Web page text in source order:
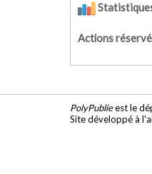
Actions
PolyPublieest le
Site développé à